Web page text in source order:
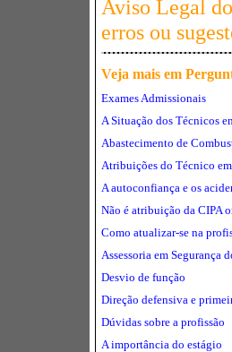
Aviso Legal
erros ou
Veja mais em
Exames Admissionais
A Situação dos Técnicos
Abastecimento de
Atribuições do Técnico
A autoconfiança e os
Não é atribuição da CIPA
Como atualizar-se na
Assessoria em Segurança
Desvio de função
Direção defensiva e
Dúvidas sobre a profissão
A importância do estágio